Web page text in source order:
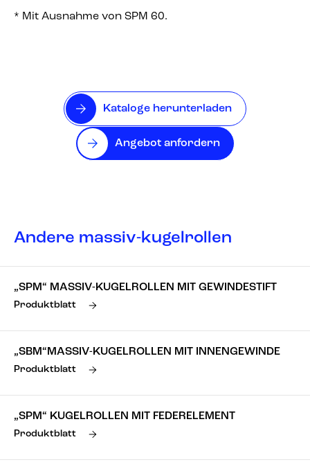
* Mit Ausnahme von SPM 60.
Kataloge herunterladen
Angebot anfordern
Andere massiv-kugelrollen
„SPM“ MASSIV-KUGELROLLEN MIT GEWINDESTIFT
Produktblatt
„SBM“MASSIV-KUGELROLLEN MIT INNENGEWINDE
Produktblatt
„SPM“ KUGELROLLEN MIT FEDERELEMENT
Produktblatt